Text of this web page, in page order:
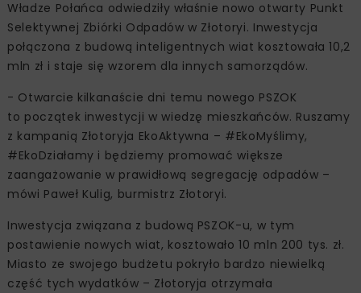
Władze Połańca odwiedziły właśnie nowo otwarty Punkt
Selektywnej Zbiórki Odpadów w Złotoryi. Inwestycja
połączona z budową inteligentnych wiat kosztowała 10,2
mln zł i staje się wzorem dla innych samorządów.
- Otwarcie kilkanaście dni temu nowego PSZOK
to początek inwestycji w wiedzę mieszkańców. Ruszamy
z kampanią Złotoryja EkoAktywna – #EkoMyślimy,
#EkoDziałamy i będziemy promować większe
zaangażowanie w prawidłową segregację odpadów –
mówi Paweł Kulig, burmistrz Złotoryi.
Inwestycja związana z budową PSZOK-u, w tym
postawienie nowych wiat, kosztowało 10 mln 200 tys. zł.
Miasto ze swojego budżetu pokryło bardzo niewielką
część tych wydatków – Złotoryja otrzymała